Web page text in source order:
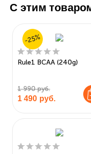
С этим
Rule1 BCAA (240g)
1 990 руб.
1 490 руб.
-25%